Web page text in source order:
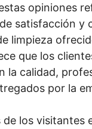
opiniones
satisfacción y
limpieza
que los
la calidad,
por la
de los visitantes